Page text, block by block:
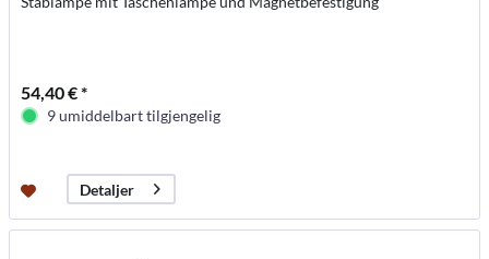
54,40 € *
9 umiddelbart tilgjengelig
Detaljer